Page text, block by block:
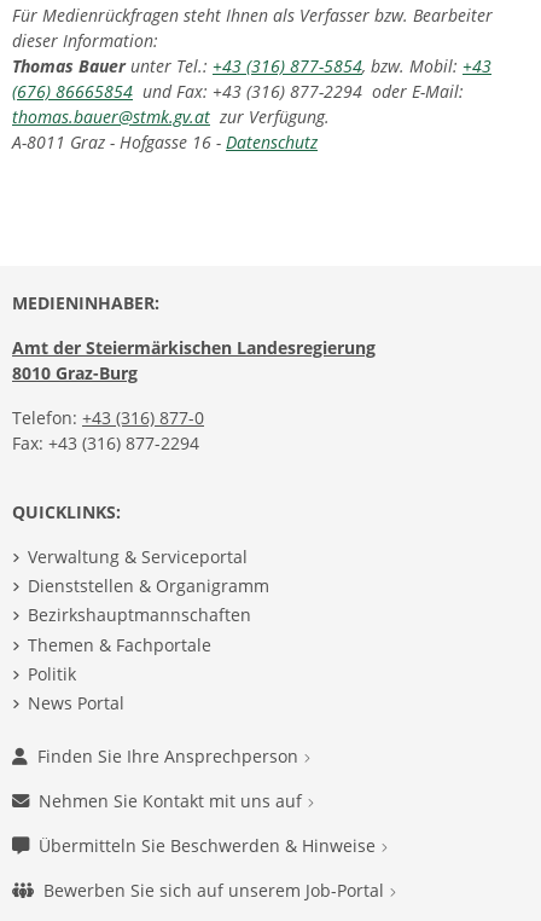
Für Medienrückfragen steht Ihnen als Verfasser bzw. Bearbeiter
dieser Information:
Thomas Bauerunter Tel.: +43 (316) 877-5854, bzw. Mobil: +43
(676) 86665854 und Fax: +43 (316) 877-2294 oder E-Mail:
thomas.bauer@stmk.gv.at zur Verfügung.
A-8011 Graz - Hofgasse 16 - Datenschutz
MEDIENINHABER:
Amt der Steiermärkischen Landesregierung
8010 Graz-Burg
Telefon: +43 (316) 877-0
Fax: +43 (316) 877-2294
QUICKLINKS:
Verwaltung & Serviceportal
Dienststellen & Organigramm
Bezirkshauptmannschaften
Themen & Fachportale
Politik
News Portal
Finden Sie Ihre Ansprechperson
Nehmen Sie Kontakt mit uns auf
Übermitteln Sie Beschwerden & Hinweise
Bewerben Sie sich auf unserem Job-Portal